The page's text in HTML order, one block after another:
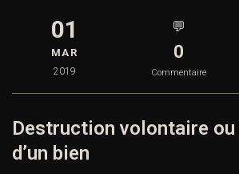
01
MAR
2019
💬
0
Commentaire
Destruction volontaire
d’un bien